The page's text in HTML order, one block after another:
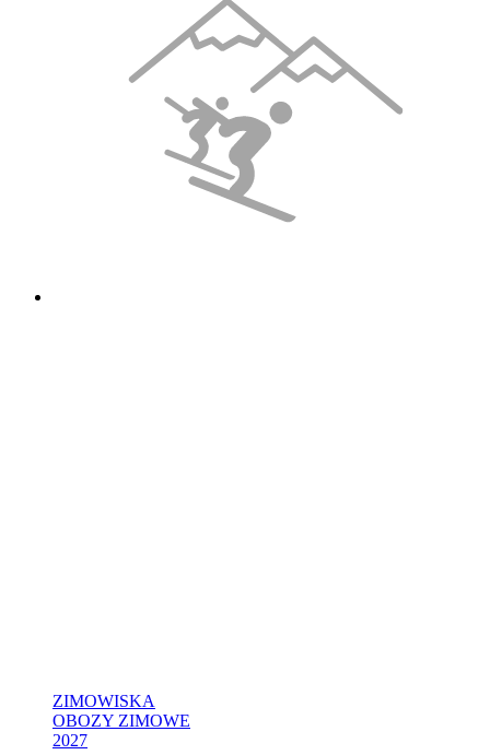
ZIMOWISKA
OBOZY ZIMOWE
2027